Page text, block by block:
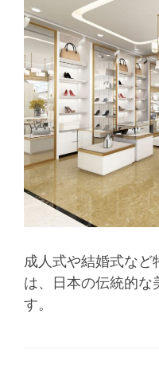
成人式や結婚式など
は、日本の伝統的
す。